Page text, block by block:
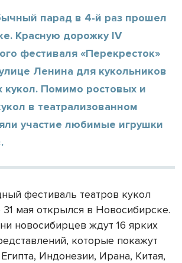
парад в 4-й раз прошел
Красную дорожку IV
фестиваля «Перекресток»
Ленина для кукольников
кукол. Помимо ростовых и
в театрализованном
участие любимые игрушки
фестиваль театров кукол
мая открылся в Новосибирске.
новосибирцев ждут 16 ярких
которые покажут
Индонезии, Ирана, Китая,